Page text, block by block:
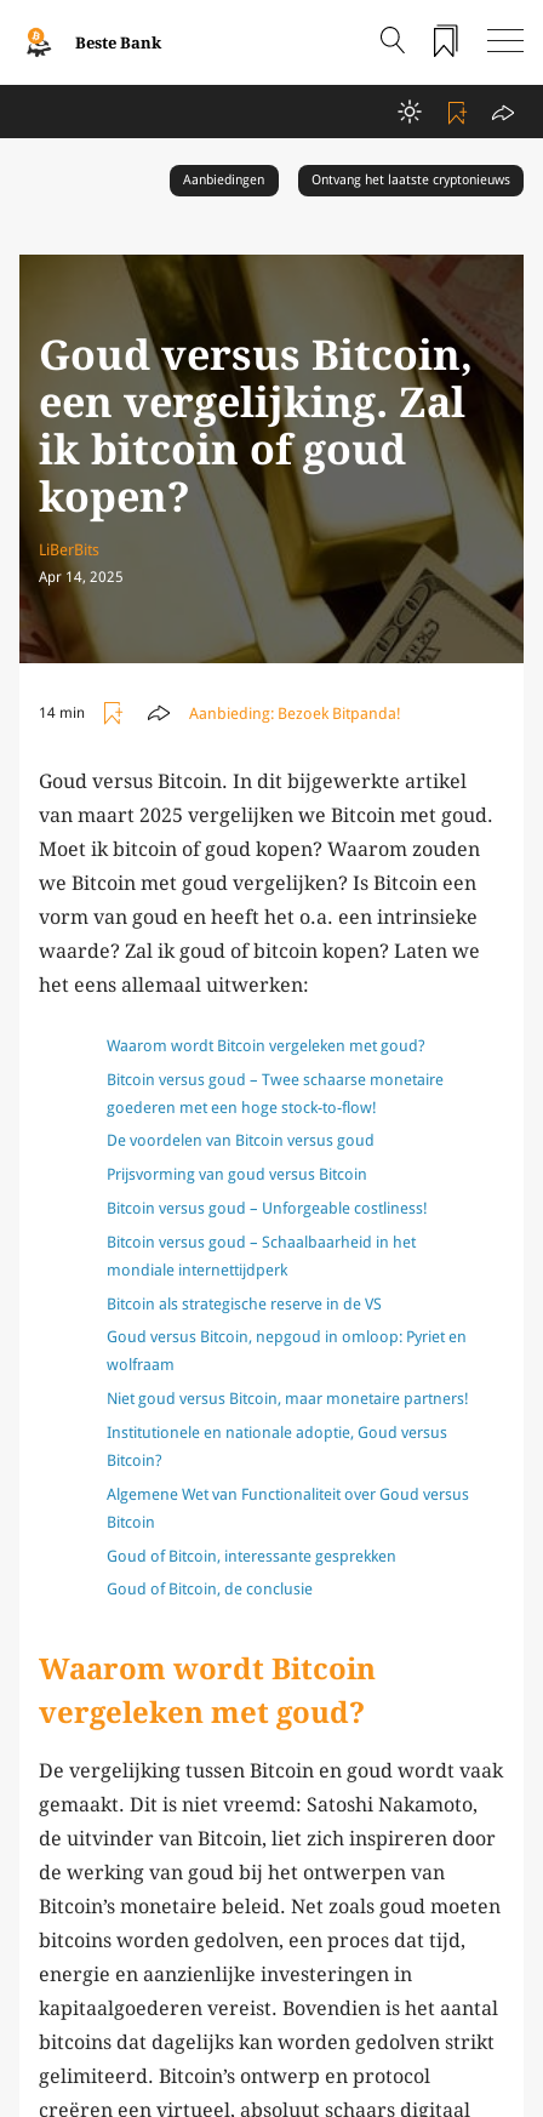
Beste Bank
Aanbiedingen Ontvang het laatste cryptonieuws
Goud versus Bitcoin,
een vergelijking. Zal
ik bitcoin of goud
kopen?
LiBerBits
Apr 14, 2025
14 min Aanbieding: Bezoek Bitpanda!
Goud versus Bitcoin. In dit bijgewerkte artikel
van maart 2025 vergelijken we Bitcoin met goud.
Moet ik bitcoin of goud kopen? Waarom zouden
we Bitcoin met goud vergelijken? Is Bitcoin een
vorm van goud en heeft het o.a. een intrinsieke
waarde? Zal ik goud of bitcoin kopen? Laten we
het eens allemaal uitwerken:
Waarom wordt Bitcoin vergeleken met goud?
Bitcoin versus goud – Twee schaarse monetaire
goederen met een hoge stock-to-flow!
De voordelen van Bitcoin versus goud
Prijsvorming van goud versus Bitcoin
Bitcoin versus goud – Unforgeable costliness!
Bitcoin versus goud – Schaalbaarheid in het
mondiale internettijdperk
Bitcoin als strategische reserve in de VS
Goud versus Bitcoin, nepgoud in omloop: Pyriet en
wolfraam
Niet goud versus Bitcoin, maar monetaire partners!
Institutionele en nationale adoptie, Goud versus
Bitcoin?
Algemene Wet van Functionaliteit over Goud versus
Bitcoin
Goud of Bitcoin, interessante gesprekken
Goud of Bitcoin, de conclusie
Waarom wordt Bitcoin
vergeleken met goud?
De vergelijking tussen Bitcoin en goud wordt vaak
gemaakt. Dit is niet vreemd: Satoshi Nakamoto,
de uitvinder van Bitcoin, liet zich inspireren door
de werking van goud bij het ontwerpen van
Bitcoin’s monetaire beleid. Net zoals goud moeten
bitcoins worden gedolven, een proces dat tijd,
energie en aanzienlijke investeringen in
kapitaalgoederen vereist. Bovendien is het aantal
bitcoins dat dagelijks kan worden gedolven strikt
gelimiteerd. Bitcoin’s ontwerp en protocol
creëren een virtueel, absoluut schaars digitaal